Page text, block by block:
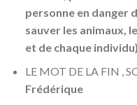
personne en danger
sauver les animaux,
et de chaque individu)
LE MOT DE LA FIN ,
Frédérique